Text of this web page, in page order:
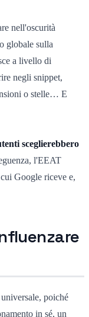
nell'oscurità
globale sulla
a livello di
negli snippet,
o stelle… E
sceglierebbero
l'EEAT
Google riceve e,
poiché
in sé, un